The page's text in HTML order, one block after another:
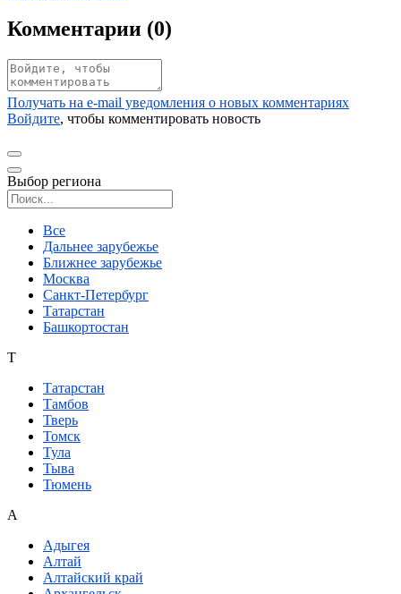
Комментарии (0)
Получать на e‑mail уведомления о новых комментариях
Войдите, чтобы комментировать новость
Выбор региона
Все
Дальнее зарубежье
Ближнее зарубежье
Москва
Санкт-Петербург
Татарстан
Башкортостан
Т
Татарстан
Тамбов
Тверь
Томск
Тула
Тыва
Тюмень
А
Адыгея
Алтай
Алтайский край